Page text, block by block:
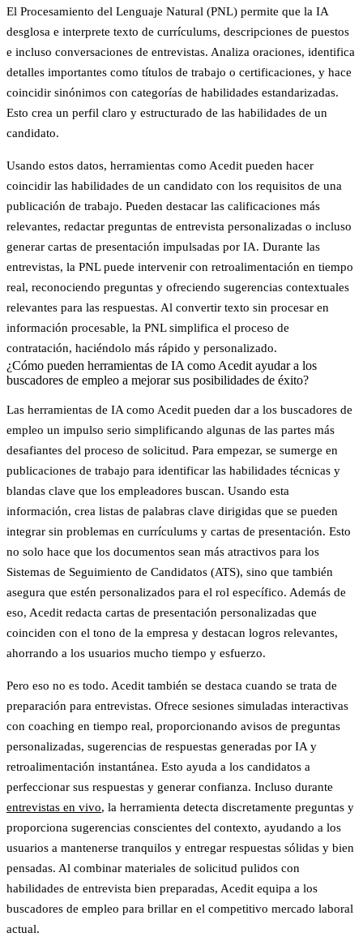
El Procesamiento del Lenguaje Natural (PNL) permite que la IA
desglosa e interprete texto de currículums, descripciones de puestos
e incluso conversaciones de entrevistas. Analiza oraciones, identifica
detalles importantes como títulos de trabajo o certificaciones, y hace
coincidir sinónimos con categorías de habilidades estandarizadas.
Esto crea un perfil claro y estructurado de las habilidades de un
candidato.
Usando estos datos, herramientas como Acedit pueden hacer
coincidir las habilidades de un candidato con los requisitos de una
publicación de trabajo. Pueden destacar las calificaciones más
relevantes, redactar preguntas de entrevista personalizadas o incluso
generar cartas de presentación impulsadas por IA. Durante las
entrevistas, la PNL puede intervenir con retroalimentación en tiempo
real, reconociendo preguntas y ofreciendo sugerencias contextuales
relevantes para las respuestas. Al convertir texto sin procesar en
información procesable, la PNL simplifica el proceso de
contratación, haciéndolo más rápido y personalizado.
¿Cómo pueden herramientas de IA como Acedit ayudar a los
buscadores de empleo a mejorar sus posibilidades de éxito?
Las herramientas de IA como Acedit pueden dar a los buscadores de
empleo un impulso serio simplificando algunas de las partes más
desafiantes del proceso de solicitud. Para empezar, se sumerge en
publicaciones de trabajo para identificar las habilidades técnicas y
blandas clave que los empleadores buscan. Usando esta
información, crea listas de palabras clave dirigidas que se pueden
integrar sin problemas en currículums y cartas de presentación. Esto
no solo hace que los documentos sean más atractivos para los
Sistemas de Seguimiento de Candidatos (ATS), sino que también
asegura que estén personalizados para el rol específico. Además de
eso, Acedit redacta cartas de presentación personalizadas que
coinciden con el tono de la empresa y destacan logros relevantes,
ahorrando a los usuarios mucho tiempo y esfuerzo.
Pero eso no es todo. Acedit también se destaca cuando se trata de
preparación para entrevistas. Ofrece sesiones simuladas interactivas
con coaching en tiempo real, proporcionando avisos de preguntas
personalizadas, sugerencias de respuestas generadas por IA y
retroalimentación instantánea. Esto ayuda a los candidatos a
perfeccionar sus respuestas y generar confianza. Incluso durante
entrevistas en vivo, la herramienta detecta discretamente preguntas y
proporciona sugerencias conscientes del contexto, ayudando a los
usuarios a mantenerse tranquilos y entregar respuestas sólidas y bien
pensadas. Al combinar materiales de solicitud pulidos con
habilidades de entrevista bien preparadas, Acedit equipa a los
buscadores de empleo para brillar en el competitivo mercado laboral
actual.